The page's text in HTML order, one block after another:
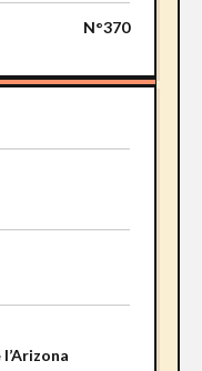
N°370